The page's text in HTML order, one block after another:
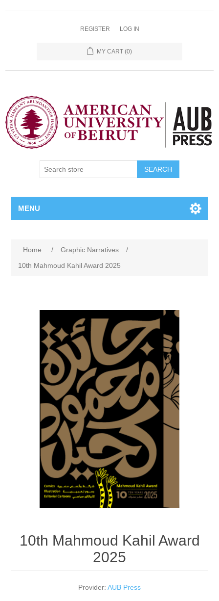
REGISTER LOG IN
MY CART (0)
SEARCH
MENU
Home / Graphic Narratives
/
10th Mahmoud Kahil Award 2025
10th Mahmoud Kahil Award
2025
Provider: AUB Press